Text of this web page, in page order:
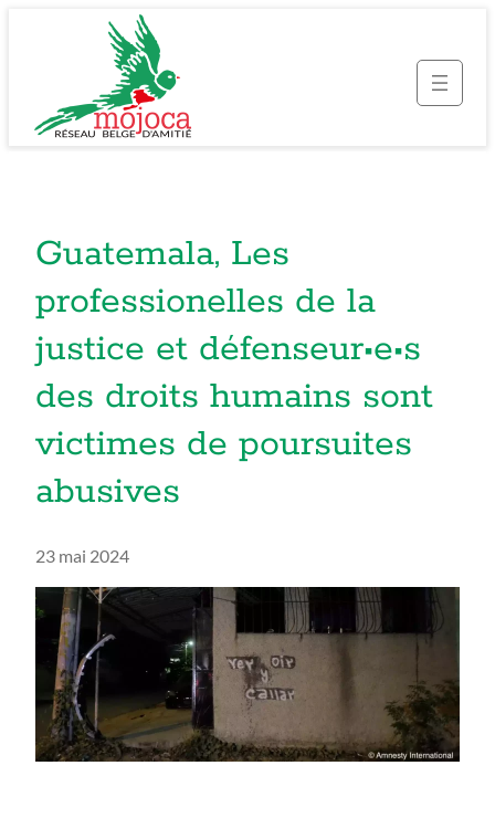
Guatemala, Les
professionelles de la
justice et défenseur•e•s
des droits humains sont
victimes de poursuites
abusives
23 mai 2024